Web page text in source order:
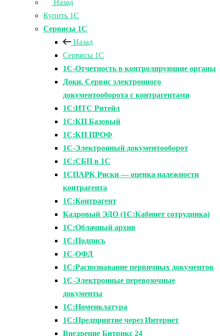
Назад
Купить 1С
Сервисы 1С
Назад
Сервисы 1С
1С-Отчетность в контролирующие органы
Доки. Сервис электронного
документооборота с контрагентами
1С:ИТС Ритейл
1С:КП Базовый
1С:КП ПРОФ
1С-Электронный документооборот
1С:СБП в 1С
1СПАРК Риски — оценка надежности
контрагента
1С:Контрагент
Кадровый ЭДО (1С:Кабинет сотрудника)
1С:Облачный архив
1С:Подпись
1С-ОФД
1С:Распознавание первичных документов
1С-Электронные перевозочные
документы
1С:Номенклатура
1С:Предприятие через Интернет
Внедрение Битрикс 24